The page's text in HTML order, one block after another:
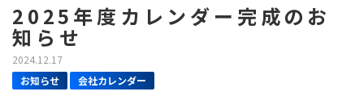
2025年度カレンダー完成のお
知らせ
2024.12.17
お知らせ
会社カレンダー